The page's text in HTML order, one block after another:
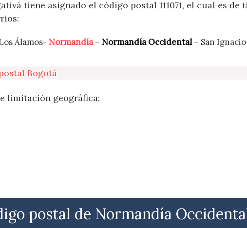
tiene asignado el código postal 111071, el cual es de
Álamos- Normandía– Normandía Occidental– San
Bogotá
limitación geográfica:
postal de Normandía